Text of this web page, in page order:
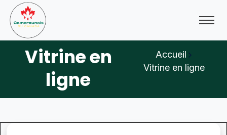
Vitrine en
ligne
Accueil
Vitrine en ligne